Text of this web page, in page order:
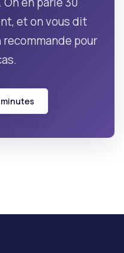
et on vous dit
pour